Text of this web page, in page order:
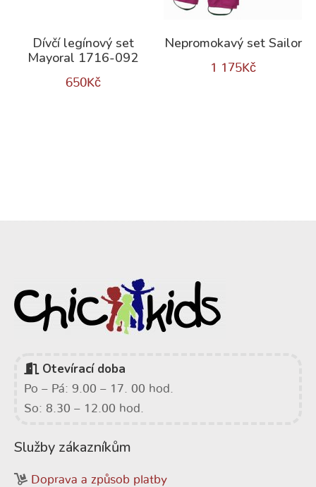
Dívčí legínový set
Mayoral 1716-092
650Kč
Nepromokavý set Sailor
1 175Kč
Otevírací doba
Po – Pá: 9.00 – 17. 00 hod.
So: 8.30 – 12.00 hod.
Služby zákazníkům
Doprava a způsob platby